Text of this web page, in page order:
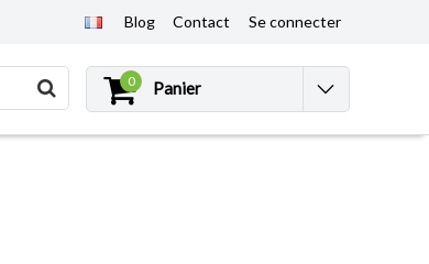
Blog Contact Se connecter
0 Panier